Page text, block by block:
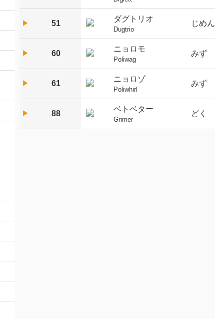
▶︎ 51
ダグトリオ
Dugtrio
じめん
▶︎ 60
ニョロモ
Poliwag
みず
▶︎ 61
ニョロゾ
Poliwhirl
みず
▶︎ 88
ベトベター
Grimer
どく